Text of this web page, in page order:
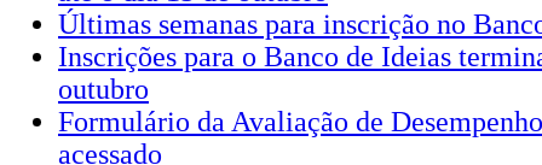
Últimas semanas para inscrição no
Inscrições para o Banco de Ideias
outubro
Formulário da Avaliação de
acessado